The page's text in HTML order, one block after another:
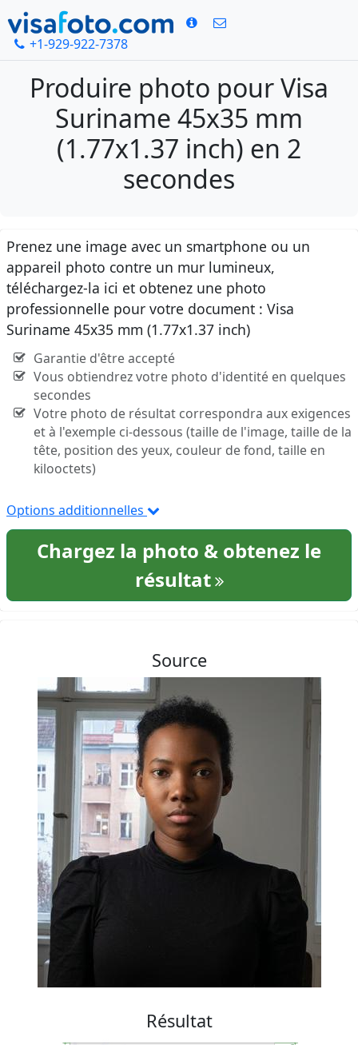
+1-929-922-7378
Produire photo pour Visa
Suriname 45x35 mm
(1.77x1.37 inch) en 2
secondes
Prenez une image avec un smartphone ou un
appareil photo contre un mur lumineux,
téléchargez-la ici et obtenez une photo
professionnelle pour votre document : Visa
Suriname 45x35 mm (1.77x1.37 inch)
Garantie d'être accepté
Vous obtiendrez votre photo d'identité en quelques
secondes
Votre photo de résultat correspondra aux exigences
et à l'exemple ci-dessous (taille de l'image, taille de la
tête, position des yeux, couleur de fond, taille en
kilooctets)
Options additionnelles
Chargez la photo & obtenez le
résultat
Source
Résultat